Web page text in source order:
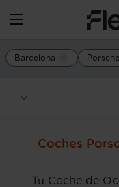
Barcelona Porsche
Coches
Tu Coche de